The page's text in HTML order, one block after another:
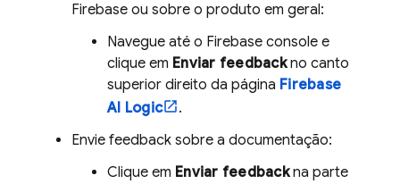
Firebase ou sobre o produto em geral:
Navegue até o Firebase console e
clique em Enviar feedbackno canto
superior direito da página Firebase
AI Logic
.
Envie feedback sobre a documentação:
Clique em Enviar feedbackna parte